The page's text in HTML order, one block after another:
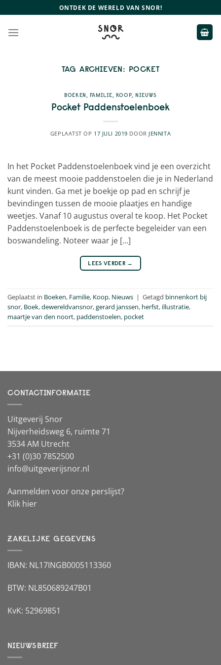
naar
inhoud
ONTDEK DE WERELD VAN SNOR!
TAG ARCHIEVEN: POCKET
BOEKEN , FAMILIE, KOOP, NIEUWS
Pocket Paddenstoelenboek
GEPLAATST OP 17 JULI 2019 DOOR JENNITA
In het Pocket Paddenstoelenboek vind je een overzicht
van de meest mooie paddenstoelen die je in Nederland
kunt vinden. Ga met je boekje op pad en schrijf je
bevindingen tussen de mooie plaatjes en handige
weetjes. Vanaf 10 augustus overal te koop. Het Pocket
Paddenstoelenboek is de perfecte begeleider van een
boswandeling. Noteer waar je […]
LEES VERDER →
Geplaatst in Boeken, Familie, Koop, Nieuws | Getagd binnenkort bij
snor, Boek,dewereldvansnor,gerard janssen, herfst, illustratie,
maartje van den noort, paddenstoelen, pocket
CONTACTINFORMATIE
Uitgeverij Snor
Nijverheidsweg 6, ruimte 71
3534 AM Utrecht
+31 (0)30 7852500
info@uitgeverijsnor.nl
Aanmelden voor onze perslijst?
Klik hier
ZAKELIJKE GEGEVENS
IBAN: NL17INGB0005113360
BTW: NL850689247B01
KvK: 52969851
NIEUWSBRIEF